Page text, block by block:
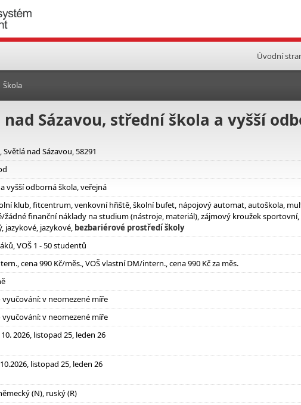
Úvodní
Škola
Sázavou, střední škola a vyšší
Světlá nad Sázavou, 58291
vyšší odborná škola, veřejná
klub, fitcentrum, venkovní hřiště, školní bufet, nápojový automat, autoškola,
žádné finanční náklady na studium (nástroje, materiál), zájmový kroužek sportovní,
jazykové, jazykové, bezbariérové prostředí školy
VOŠ 1 - 50 studentů
cena 990 Kč/měs., VOŠ vlastní DM/intern., cena 990 Kč za měs.
v neomezené míře
v neomezené míře
10. 2026, listopad 25, leden 26
listopad 25, leden 26
(N), ruský (R)